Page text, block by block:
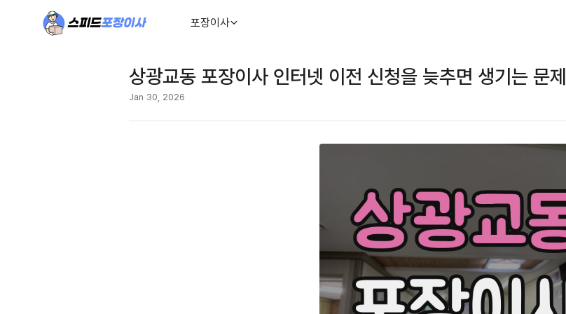
포장이사
상광교동 포장이사 인터넷 이전 신청을 늦추면 생기는 문제
Jan 30, 2026